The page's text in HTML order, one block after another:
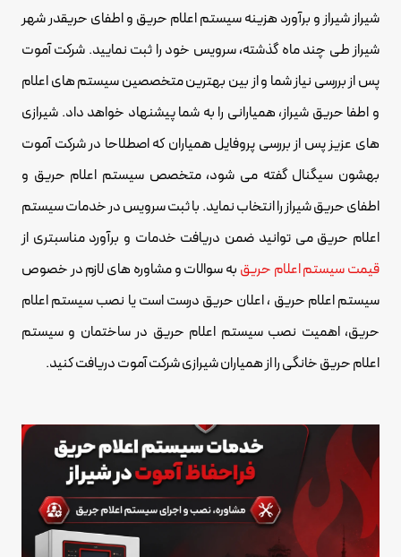
شیراز شیراز و برآورد هزینه سیستم اعلام حریق و اطفای حریقدر شهر
شیراز طی چند ماه گذشته، سرویس خود را ثبت نمایید. شرکت آموت
پس از بررسی نیاز شما و از بین بهترین متخصصین سیستم های اعلام
و اطفا حریق شیراز، همیارانی را به شما پیشنهاد خواهد داد. شیرازی
های عزیز پس از بررسی پروفایل همیاران که اصطلاحا در شرکت آموت
بهشون سیگنال گفته می شود، متخصص سیستم اعلام حریق و
اطفای حریق شیراز را انتخاب نماید. با ثبت سرویس در خدمات سیستم
اعلام حریق می توانید ضمن دریافت خدمات و برآورد مناسبتری از
قیمت سیستم اعلام حریق به سوالات و مشاوره های لازم در خصوص
سیستم اعلام حریق ، اعلان حریق درست است یا نصب سیستم اعلام
حریق، اهمیت نصب سیستم اعلام حریق در ساختمان و سیستم
اعلام حریق خانگی را از همیاران شیرازی شرکت آموت دریافت کنید.